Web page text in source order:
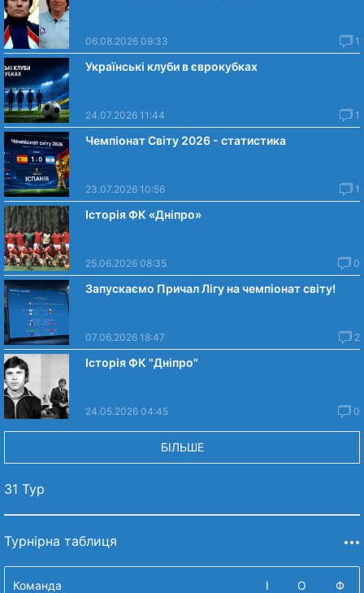
06.08.2026 09:33 1
Українські клуби в єврокубках
24.07.2026 11:44 1
Чемпіонат Світу 2026 - статистика
23.07.2026 10:56 1
Історія ФК «Дніпро»
25.06.2026 08:35 0
Запускаємо Причал Лігу на чемпіонат світу!
07.06.2026 18:47 2
Історія ФК "Дніпро"
24.05.2026 04:45 0
БІЛЬШЕ
31 Тур
Турнірна таблиця
Команда І О Ф